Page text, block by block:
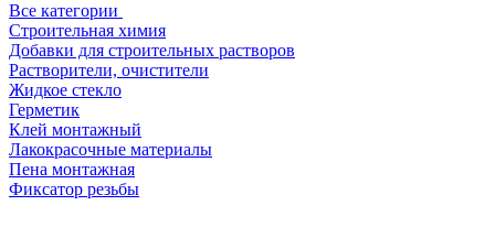
Все категории
Строительная химия
Добавки для строительных растворов
Растворители, очистители
Жидкое стекло
Герметик
Клей монтажный
Лакокрасочные материалы
Пена монтажная
Фиксатор резьбы